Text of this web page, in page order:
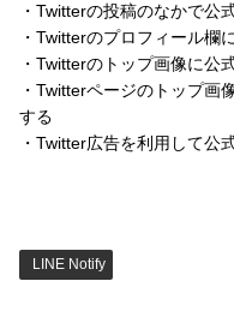
・Twitterの投稿のなかで公
・Twitterのプロフィール欄
・Twitterのトップ画像に公
・Twitterページのトップ画
する
・Twitter広告を利用して公
LINE Notify